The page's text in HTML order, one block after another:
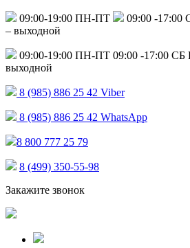
09:00-19:00 ПН-ПТ 09:00 -17:00
– выходной
09:00-19:00 ПН-ПТ 09:00 -17:00 СБ
выходной
8 (985) 886 25 42 Viber
8 (985) 886 25 42 WhatsApp
8 800 777 25 79
8 (499) 350-55-98
Закажите звонок